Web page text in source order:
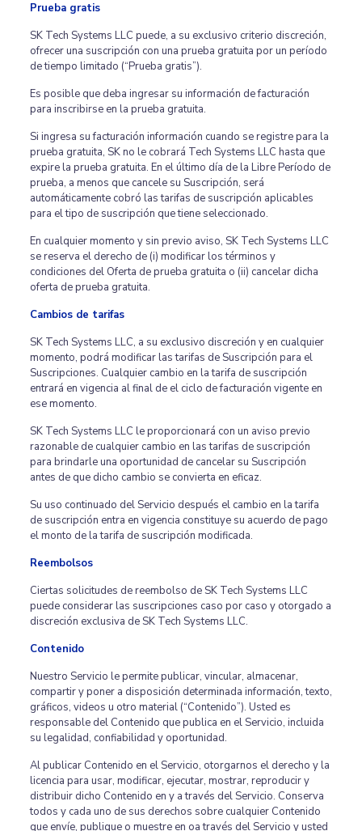
Prueba gratis
SK Tech Systems LLC puede, a su exclusivo criterio discreción,
ofrecer una suscripción con una prueba gratuita por un período
de tiempo limitado (“Prueba gratis”).
Es posible que deba ingresar su información de facturación
para inscribirse en la prueba gratuita.
Si ingresa su facturación información cuando se registre para la
prueba gratuita, SK no le cobrará Tech Systems LLC hasta que
expire la prueba gratuita. En el último día de la Libre Período de
prueba, a menos que cancele su Suscripción, será
automáticamente cobró las tarifas de suscripción aplicables
para el tipo de suscripción que tiene seleccionado.
En cualquier momento y sin previo aviso, SK Tech Systems LLC
se reserva el derecho de (i) modificar los términos y
condiciones del Oferta de prueba gratuita o (ii) cancelar dicha
oferta de prueba gratuita.
Cambios de tarifas
SK Tech Systems LLC, a su exclusivo discreción y en cualquier
momento, podrá modificar las tarifas de Suscripción para el
Suscripciones. Cualquier cambio en la tarifa de suscripción
entrará en vigencia al final de el ciclo de facturación vigente en
ese momento.
SK Tech Systems LLC le proporcionará con un aviso previo
razonable de cualquier cambio en las tarifas de suscripción
para brindarle una oportunidad de cancelar su Suscripción
antes de que dicho cambio se convierta en eficaz.
Su uso continuado del Servicio después el cambio en la tarifa
de suscripción entra en vigencia constituye su acuerdo de pago
el monto de la tarifa de suscripción modificada.
Reembolsos
Ciertas solicitudes de reembolso de SK Tech Systems LLC
puede considerar las suscripciones caso por caso y otorgado a
discreción exclusiva de SK Tech Systems LLC.
Contenido
Nuestro Servicio le permite publicar, vincular, almacenar,
compartir y poner a disposición determinada información, texto,
gráficos, videos u otro material (“Contenido”). Usted es
responsable del Contenido que publica en el Servicio, incluida
su legalidad, confiabilidad y oportunidad.
Al publicar Contenido en el Servicio, otorgarnos el derecho y la
licencia para usar, modificar, ejecutar, mostrar, reproducir y
distribuir dicho Contenido en y a través del Servicio. Conserva
todos y cada uno de sus derechos sobre cualquier Contenido
que envíe, publique o muestre en oa través del Servicio y usted